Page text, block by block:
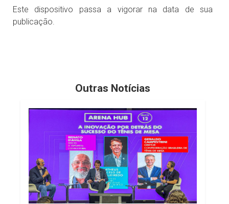
Este dispositivo passa a vigorar na data de sua
publicação.
Outras Notícias